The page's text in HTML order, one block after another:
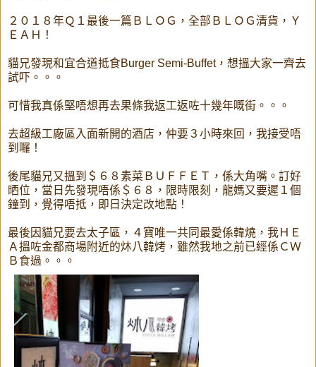
２０１８年Ｑ１最後一篇ＢＬＯＧ，全部ＢＬＯＧ清貨，Ｙ
ＥＡＨ！
貓兄發現和宜合道抵食Burger Semi-Buffet，想搵大家一齊去
試吓。。。
可惜我真係堅唔想再去果條我返工返咗十幾年嘅街。。。
去超級工廠區入面新開的酒店，仲要３小時來回，我接受唔
到囉！
後尾貓兄又搵到＄６８素菜ＢＵＦＦＥＴ，係大角嘴。訂好
晒位，當日先發現唔係＄６８，限時限刻，龍媽又要遲１個
鐘到，覺得唔抵，即日決定改地點！
最後因貓兄要去太子區，４寶唯一共同最愛係韓燒，我ＨＥ
Ａ搵咗金都商場附近的炑八韓烤，雖然我地之前已經係ＣＷ
Ｂ食過。。。